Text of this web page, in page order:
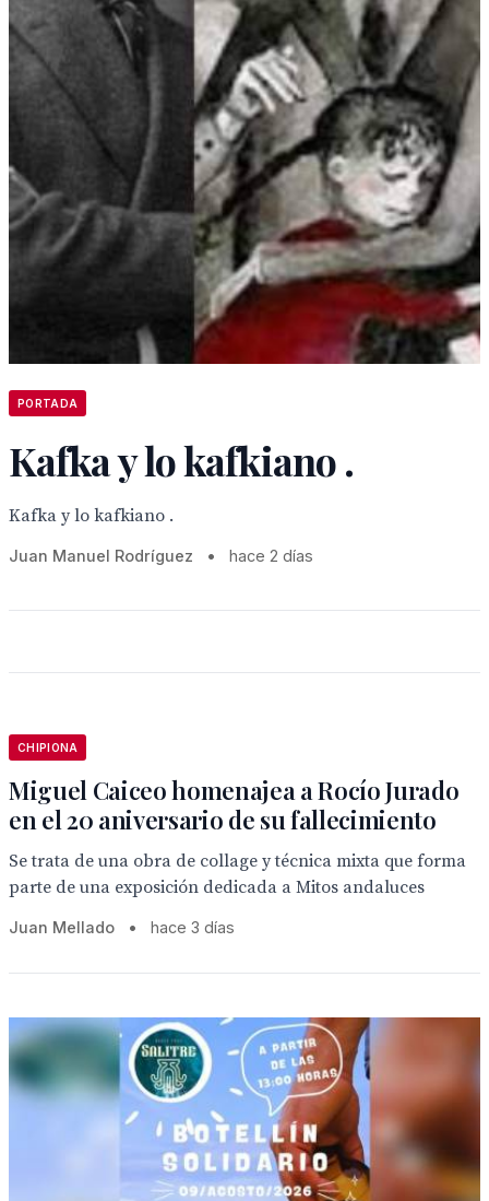
PORTADA
Kafka y lo kafkiano .
Kafka y lo kafkiano .
Juan Manuel Rodríguez • hace 2 días
CHIPIONA
Miguel Caiceo homenajea a Rocío Jurado
en el 20 aniversario de su fallecimiento
Se trata de una obra de collage y técnica mixta que forma
parte de una exposición dedicada a Mitos andaluces
Juan Mellado • hace 3 días